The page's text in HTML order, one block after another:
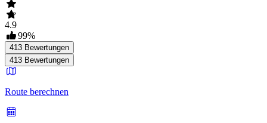
4.9
99%
413 Bewertungen
413 Bewertungen
Route berechnen